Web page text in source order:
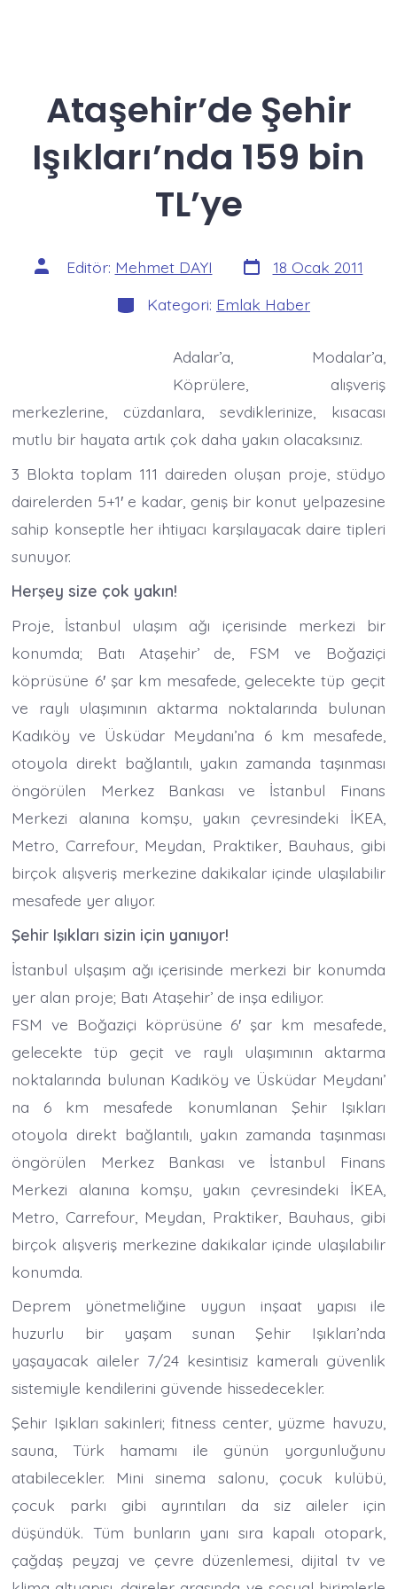
Ataşehir’de Şehir
Işıkları’nda 159 bin
TL’ye
Yazının
yazarı
Editör: Mehmet DAYI Yazı
tarihi
18 Ocak 2011
Kategoriler
Kategori: Emlak Haber
Adalar’a, Modalar’a,
Köprülere, alışveriş
merkezlerine, cüzdanlara, sevdiklerinize, kısacası
mutlu bir hayata artık çok daha yakın olacaksınız.
3 Blokta toplam 111 daireden oluşan proje, stüdyo
dairelerden 5+1′ e kadar, geniş bir konut yelpazesine
sahip konseptle her ihtiyacı karşılayacak daire tipleri
sunuyor.
Herşey size çok yakın!
Proje, İstanbul ulaşım ağı içerisinde merkezi bir
konumda; Batı Ataşehir’ de, FSM ve Boğaziçi
köprüsüne 6′ şar km mesafede, gelecekte tüp geçit
ve raylı ulaşımının aktarma noktalarında bulunan
Kadıköy ve Üsküdar Meydanı’na 6 km mesafede,
otoyola direkt bağlantılı, yakın zamanda taşınması
öngörülen Merkez Bankası ve İstanbul Finans
Merkezi alanına komşu, yakın çevresindeki İKEA,
Metro, Carrefour, Meydan, Praktiker, Bauhaus, gibi
birçok alışveriş merkezine dakikalar içinde ulaşılabilir
mesafede yer alıyor.
Şehir Işıkları sizin için yanıyor!
İstanbul ulşaşım ağı içerisinde merkezi bir konumda
yer alan proje; Batı Ataşehir’ de inşa ediliyor.
FSM ve Boğaziçi köprüsüne 6′ şar km mesafede,
gelecekte tüp geçit ve raylı ulaşımının aktarma
noktalarında bulunan Kadıköy ve Üsküdar Meydanı’
na 6 km mesafede konumlanan Şehir Işıkları
otoyola direkt bağlantılı, yakın zamanda taşınması
öngörülen Merkez Bankası ve İstanbul Finans
Merkezi alanına komşu, yakın çevresindeki İKEA,
Metro, Carrefour, Meydan, Praktiker, Bauhaus, gibi
birçok alışveriş merkezine dakikalar içinde ulaşılabilir
konumda.
Deprem yönetmeliğine uygun inşaat yapısı ile
huzurlu bir yaşam sunan Şehir Işıkları’nda
yaşayacak aileler 7/24 kesintisiz kameralı güvenlik
sistemiyle kendilerini güvende hissedecekler.
Şehir Işıkları sakinleri; fitness center, yüzme havuzu,
sauna, Türk hamamı ile günün yorgunluğunu
atabilecekler. Mini sinema salonu, çocuk kulübü,
çocuk parkı gibi ayrıntıları da siz aileler için
düşündük. Tüm bunların yanı sıra kapalı otopark,
çağdaş peyzaj ve çevre düzenlemesi, dijital tv ve